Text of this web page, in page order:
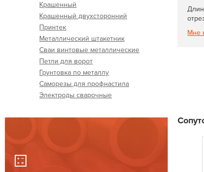
Крашенный
Крашенный двухсторонний
Принтек
Металлический штакетник
Сваи винтовые металлические
Петли для ворот
Грунтовка по металлу
Саморезы для профнастила
Электроды сварочные
Мне